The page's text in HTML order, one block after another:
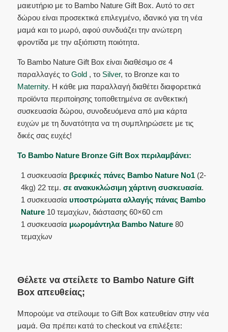
μαιευτήριο με το Bambo Nature Gift Box. Αυτό το σετ
δώρου είναι προσεκτικά επιλεγμένο, ιδανικό για τη νέα
μαμά και το μωρό, αφού συνδυάζει την ανώτερη
φροντίδα με την αξιόπιστη ποιότητα.
Το Bambo Nature Gift Box είναι διαθέσιμο σε 4
παραλλαγές το Gold, το Silver, το Bronze και το
Maternity. Η κάθε μια παραλλαγή διαθέτει διαφορετικά
προϊόντα περιποίησης τοποθετημένα σε ανθεκτική
συσκευασία δώρου, συνοδευόμενα από μια κάρτα
ευχών με τη δυνατότητα να τη συμπληρώσετε με τις
δικές σας ευχές!
Το Bambo Nature Bronze Gift Box περιλαμβάνει:
1 συσκευασία βρεφικές πάνες Bambo Nature No1(2-
4kg) 22 τεμ. σε ανακυκλώσιμη χάρτινη συσκευασία.
1 συσκευασία υποστρώματα αλλαγής πάνας Bambo
Nature10 τεμαχίων, διάστασης 60×60 cm
1 συσκευασία μωρομάντηλα Bambo Nature 80
τεμαχίων
Θέλετε να στείλετε το Bambo Nature Gift
Box απευθείας;
Μπορούμε να στείλουμε το Gift Box κατευθείαν στην νέα
μαμά. Θα πρέπει κατά το checkout να επιλέξετε: